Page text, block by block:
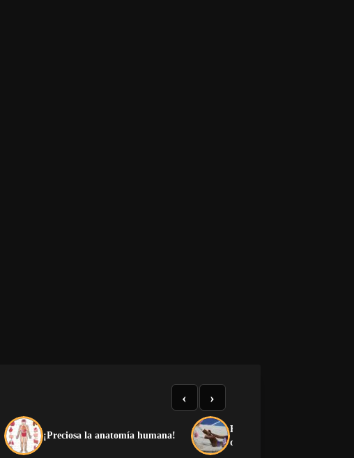
¡Preciosa la anatomía humana!
El medallero que el castrismo
quiere esconder
‹ ›